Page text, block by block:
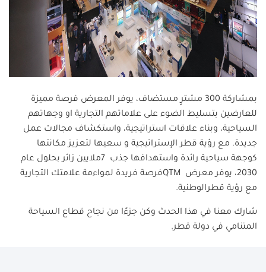
بمشاركة 300 مشترٍ مستضاف، يوفر المعرض فرصة مميزة
للعارضين بتسليط الضوء على علاماتهم التجارية او وجهاتهم
السياحية، وبناء علاقات استراتيجية، واستكشاف مجالات عمل
جديدة. مع رؤية قطر الإستراتيجية و سعيها لتعزيز مكانتها
كوجهة سياحية رائدة واستهدافها جذب
ملايين زائر بحلول عام
2030، يوفر معرض
فرصة فريدة لمواءمة علامتك التجارية
مع رؤية قطرالوطنية.
شارك معنا في هذا الحدث وكن جزءًا من نجاح قطاع السياحة
المتنامي في دولة قطر.